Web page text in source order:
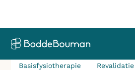
Basisfysiotherapie